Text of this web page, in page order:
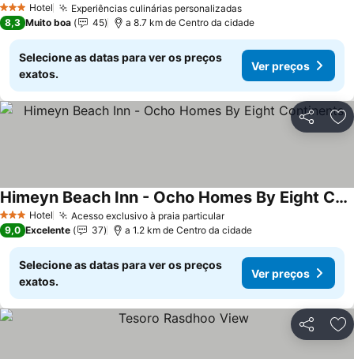
3 EstrelasHotel Experiências culinárias personalizadasVer preços
8,3 Muito boa 45 a 8.7 km de Centro da cidade
Selecione as datas para ver os preços
exatos.
Ver preços
Partilhar
3 EstrelasHotel Acesso exclusivo à praia particularVer preços
Himeyn Beach Inn - Ocho Homes By Eight Continents
Ver preços
9,0 Excelente 37 a 1.2 km de Centro da cidade
Selecione as datas para ver os preços
exatos.
Ver preços
Partilhar